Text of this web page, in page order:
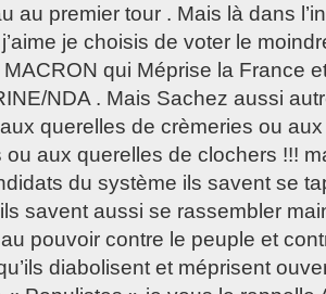
au premier tour . Mais là dans
je choisis de voter le
qui Méprise la France
NDA . Mais Sachez aussi
aux querelles de crèmeries ou
ou aux querelles de clochers !!!
du système ils savent se
savent aussi se rassembler
pouvoir contre le peuple et
diabolisent et méprisent